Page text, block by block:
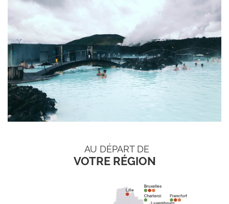
AU DÉPART DE
VOTRE RÉGION